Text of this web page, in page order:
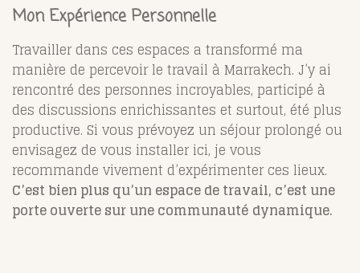
Mon Expérience Personnelle
Travailler dans ces espaces a transformé ma
manière de percevoir le travail à Marrakech. J’y ai
rencontré des personnes incroyables, participé à
des discussions enrichissantes et surtout, été plus
productive. Si vous prévoyez un séjour prolongé ou
envisagez de vous installer ici, je vous
recommande vivement d’expérimenter ces lieux.
C’est bien plus qu’un espace de travail, c’est une
porte ouverte sur une communauté dynamique.